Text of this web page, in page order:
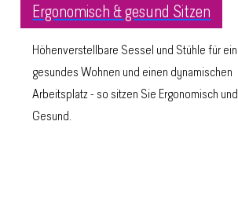
Ergonomisch & gesund Sitzen
Höhenverstellbare Sessel und Stühle für ein
gesundes Wohnen und einen dynamischen
Arbeitsplatz - so sitzen Sie Ergonomisch und
Gesund.